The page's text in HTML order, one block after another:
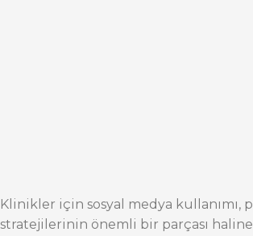
Klinikler için sosyal medya kullanımı,
stratejilerinin önemli bir parçası